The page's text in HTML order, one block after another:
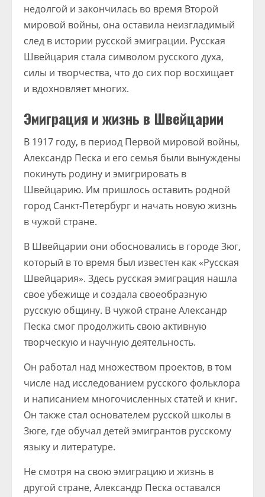
недолгой и закончилась во время Второй
мировой войны, она оставила неизгладимый
след в истории русской эмиграции. Русская
Швейцария стала символом русского духа,
силы и творчества, что до сих пор восхищает
и вдохновляет многих.
Эмиграция и жизнь в Швейцарии
В 1917 году, в период Первой мировой войны,
Александр Песка и его семья были вынуждены
покинуть родину и эмигрировать в
Швейцарию. Им пришлось оставить родной
город Санкт-Петербург и начать новую жизнь
в чужой стране.
В Швейцарии они обосновались в городе Зюг,
который в то время был известен как «Русская
Швейцария». Здесь русская эмиграция нашла
свое убежище и создала своеобразную
русскую общину. В чужой стране Александр
Песка смог продолжить свою активную
творческую и научную деятельность.
Он работал над множеством проектов, в том
числе над исследованием русского фольклора
и написанием многочисленных статей и книг.
Он также стал основателем русской школы в
Зюге, где обучал детей эмигрантов русскому
языку и литературе.
Не смотря на свою эмиграцию и жизнь в
другой стране, Александр Песка оставался